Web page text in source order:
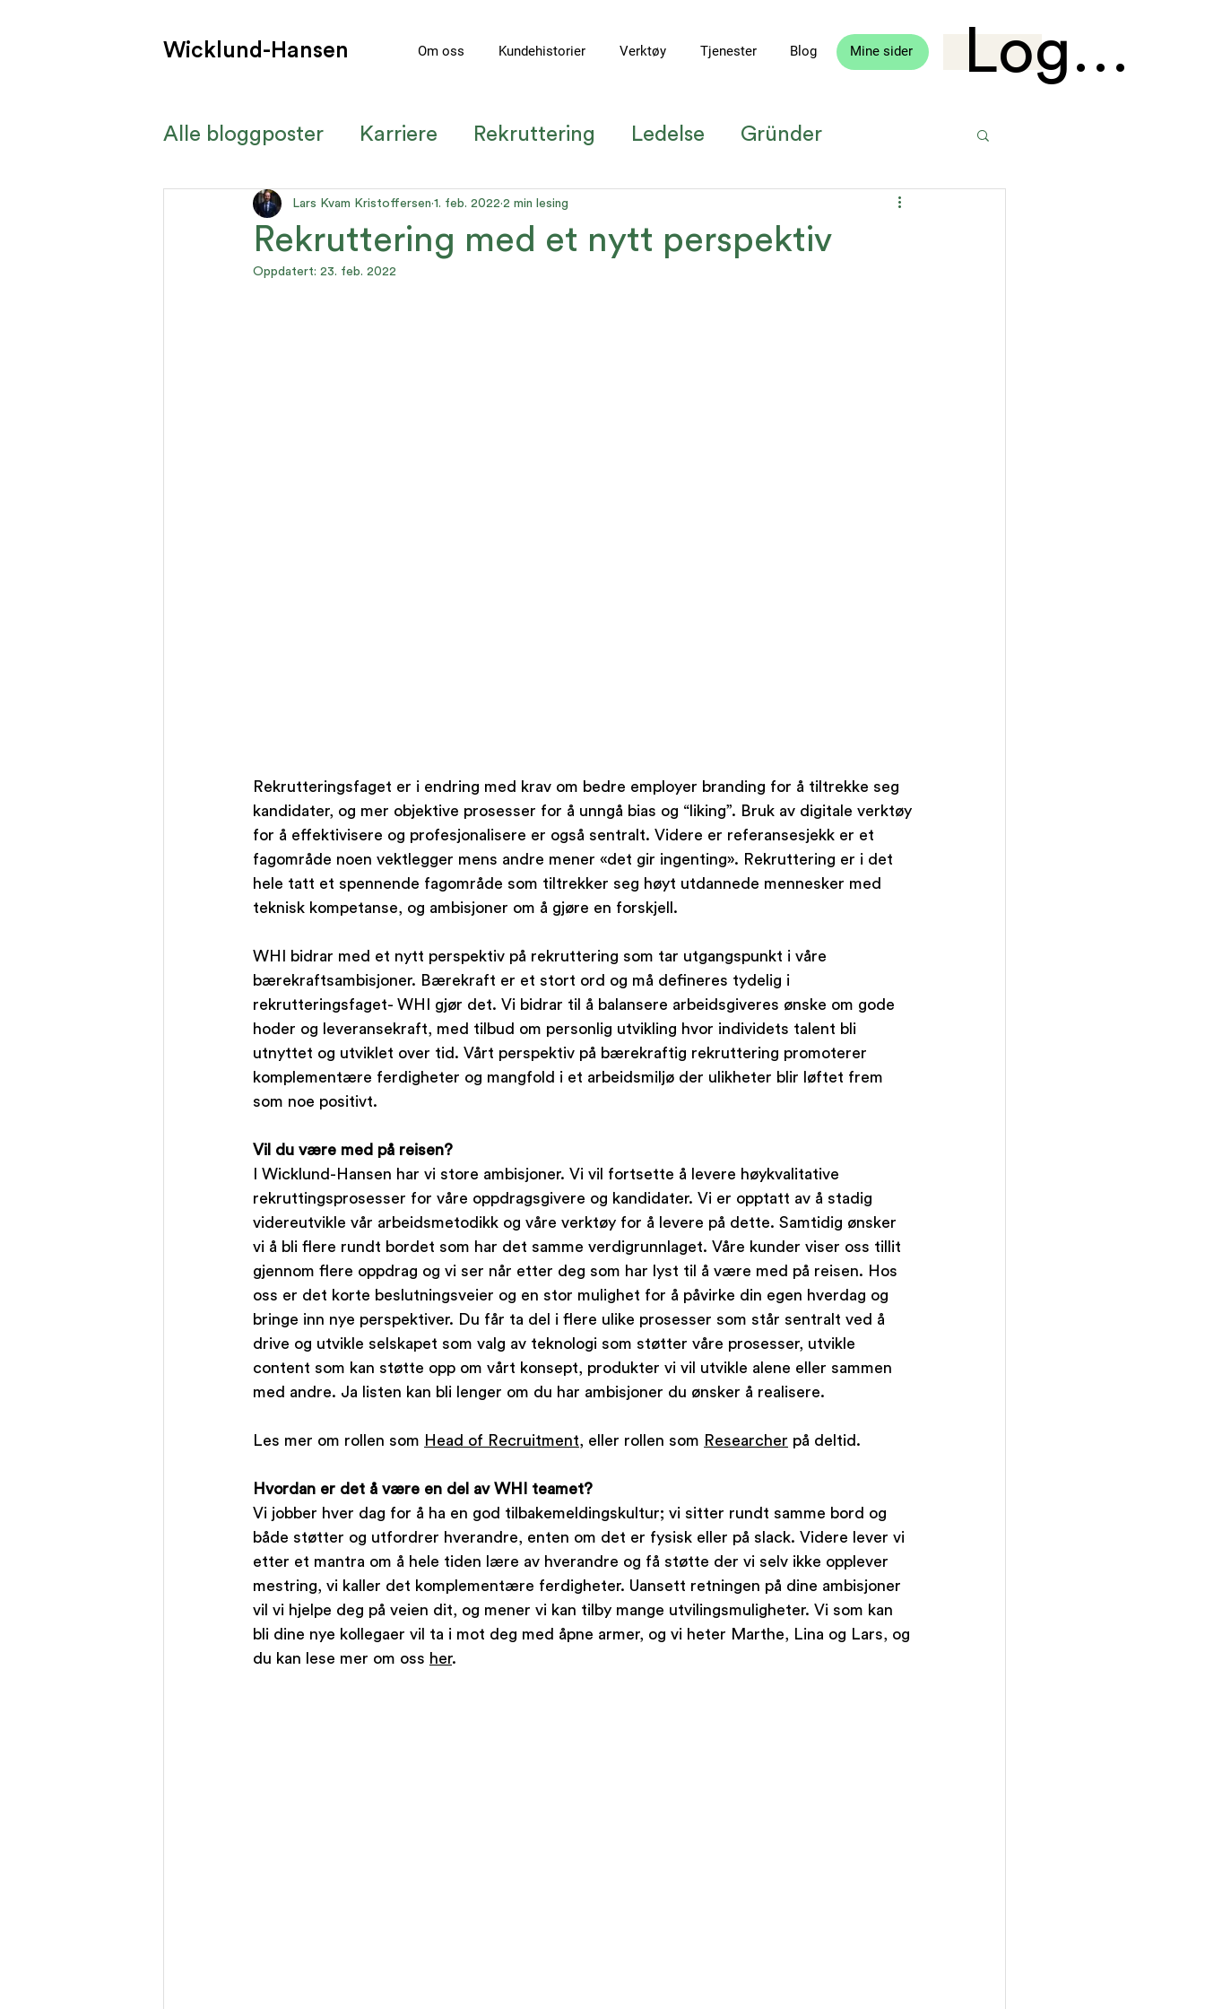
Wicklund-Hansen Om oss Kundehistorier Verktøy Tjenester Blog Mine sider Logg
Alle bloggposter Karriere Rekruttering Ledelse Gründer
Kurs og seminar Kundecase Ledelse i en ny tid
Rekruttering med et nytt perspektiv
Lars Kvam Kristoffersen 1. feb. 2022 2 min lesing
Oppdatert: 23. feb. 2022
Rekrutteringsfaget er i endring med krav om bedre employer branding for å tiltrekke seg
kandidater, og mer objektive prosesser for å unngå bias og “liking”. Bruk av digitale verktøy
for å effektivisere og profesjonalisere er også sentralt. Videre er referansesjekk er et
fagområde noen vektlegger mens andre mener «det gir ingenting». Rekruttering er i det
hele tatt et spennende fagområde som tiltrekker seg høyt utdannede mennesker med
teknisk kompetanse, og ambisjoner om å gjøre en forskjell.
WHI bidrar med et nytt perspektiv på rekruttering som tar utgangspunkt i våre
bærekraftsambisjoner. Bærekraft er et stort ord og må defineres tydelig i
rekrutteringsfaget- WHI gjør det. Vi bidrar til å balansere arbeidsgiveres ønske om gode
hoder og leveransekraft, med tilbud om personlig utvikling hvor individets talent bli
utnyttet og utviklet over tid. Vårt perspektiv på bærekraftig rekruttering promoterer
komplementære ferdigheter og mangfold i et arbeidsmiljø der ulikheter blir løftet frem
som noe positivt.
Vil du være med på reisen?
I Wicklund-Hansen har vi store ambisjoner. Vi vil fortsette å levere høykvalitative
rekruttingsprosesser for våre oppdragsgivere og kandidater. Vi er opptatt av å stadig
videreutvikle vår arbeidsmetodikk og våre verktøy for å levere på dette. Samtidig ønsker
vi å bli flere rundt bordet som har det samme verdigrunnlaget. Våre kunder viser oss tillit
gjennom flere oppdrag og vi ser når etter deg som har lyst til å være med på reisen. Hos
oss er det korte beslutningsveier og en stor mulighet for å påvirke din egen hverdag og
bringe inn nye perspektiver. Du får ta del i flere ulike prosesser som står sentralt ved å
drive og utvikle selskapet som valg av teknologi som støtter våre prosesser, utvikle
content som kan støtte opp om vårt konsept, produkter vi vil utvikle alene eller sammen
med andre. Ja listen kan bli lenger om du har ambisjoner du ønsker å realisere.
Les mer om rollen som Head of Recruitment, eller rollen som Researcher på deltid.
Hvordan er det å være en del av WHI teamet?
Vi jobber hver dag for å ha en god tilbakemeldingskultur; vi sitter rundt samme bord og
både støtter og utfordrer hverandre, enten om det er fysisk eller på slack. Videre lever vi
etter et mantra om å hele tiden lære av hverandre og få støtte der vi selv ikke opplever
mestring, vi kaller det komplementære ferdigheter. Uansett retningen på dine ambisjoner
vil vi hjelpe deg på veien dit, og mener vi kan tilby mange utvilingsmuligheter. Vi som kan
bli dine nye kollegaer vil ta i mot deg med åpne armer, og vi heter Marthe, Lina og Lars, og
du kan lese mer om oss her.